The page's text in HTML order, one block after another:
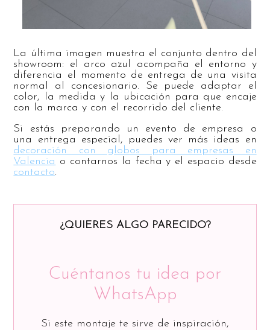
La última imagen muestra el conjunto dentro del
showroom: el arco azul acompaña el entorno y
diferencia el momento de entrega de una visita
normal al concesionario. Se puede adaptar el
color, la medida y la ubicación para que encaje
con la marca y con el recorrido del cliente.
Si estás preparando un evento de empresa o
una entrega especial, puedes ver más ideas en
decoración con globos para empresas en
Valencia o contarnos la fecha y el espacio desde
contacto.
¿QUIERES ALGO PARECIDO?
Cuéntanos tu idea por
WhatsApp
Si este montaje te sirve de inspiración,